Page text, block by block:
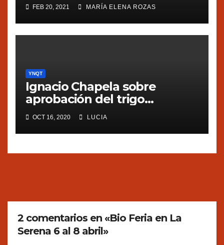
FEB 20, 2021 MARÍA ELENA ROZAS
YNQT
Ignacio Chapela sobre
aprobación del trigo
transgénico en Argentina
OCT 16, 2020 LUCIA
2 comentarios en «Bio Feria en La
Serena 6 al 8 abril»